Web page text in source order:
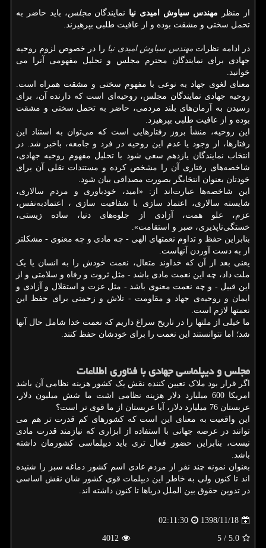
از منظر مهندس سیاوش امیدی نیا نمایندگان مجلس، باید حاضر به
تحمل سختی و مشقت بوده و از عافیت طلبی بپرهیزند.
در ادامه نظراتمهندس سیاوش امیدی نیا را در خصوص لزوم روحیه
جهادی برای نمایندگان محترم مجلس و تحلیل مفهومی آنرا می
خوانید.
معنای لغوی جهاد به‌ نوعی با مفهوم سختی و مشقت همراه است.
روحیه جهادی نمایندگان مجلس، روحیه‌ای است که دارنده آن، برای
رسیدن به آرمان‌های بلند مردمی، حاضر به تحمل سختی و مشقت
بوده و از عافیت طلبی بپرهیزد.
این روحیه، منشأ بروز رفتارهایی است که می‌توان به استناد این
رفتارها، از وجود یا عدم این روحیه در فرد و جامعه، باخبر شد. در
انتخاب نمایندگان یازدهم سعی شود با تحلیل مفهوم روحیه جهادی،
شاخصه‌های رفتاری آن را مشخص کرده و مستندات نقلی آن برای
خودتان بعنوان انتخابگر بصورت مصداقی بیان شود.
این شاخصه‌ها عبارت‌اند از: «امید، خودباوری و مردم سالاری،
شایسته سالاری، اعتماد سازی با شفافیت سازی ، اعتمادبه‌نفس،
عزم، علو همت، آزادی از جلوه‌های دنیا، ساده زیستی،
خستگی‌ناپذیری، صبر و استقامت».
بنابراین حفظ و تداوم نعمتهای الهی - چه مادی و چه معنوی - مشکلتر
از به ‌دست آوردن آنهاست.
یعنی بعد از آن که خداوند متعال، نعمت خودش را به انسان یا یک
ملت داد، چه این نعمت مادی باشد - مثل ثروت و رفاه و سلامتی و از
این قبیل - و چه نعمت معنوی باشد - مثل عزت و استقلال و آزادی و
ایمان و روحیه‌ی جهاد و مقاومت - تلاش و زحمتی برای حفظ این
نعمتها لازم است.
ما خیلی از ملتها را در تاریخ سراغ داریم که نعمت خدا شامل حال آنها
شد؛ اما نتوانستند این نعمت را برای خودشان حفظ کنند.
مجلس و دیپلماسی جهادی با فناوری اطلاعات
اگر قرار بود ملاک تعیین کننده نقش یک کشور هزینه نظامی آن باشد
امریکا 600 میلیارد دلار هزینه نظامی اشت ما شش میلیون دلار،
عربستان 76 میلیارد دلار، آیا عربستان از ما قوی تر است؟
این واقعیت به معنای این است که کشورهای کم قدرت تر هم می
توانند در عرصه جهانی با استفاده از ابزاری که نیازمند قدرت مادی
نیست، بنابراین حضور فعال تری باید دیپلماسی کشورمان داشته
باشد.
بعنوان نمونه چند نفر از مردم عادی اسم کشور دماغه سبز را شنیده
اند تا کنون ولی به خاطر این دیپلمات قوی کشور شان نقش اساسی
در تدوین حقوق بین الملل دریاها تا کنون داشته اند.
1398/11/18
02:11:30
5.0
/ 5
4012